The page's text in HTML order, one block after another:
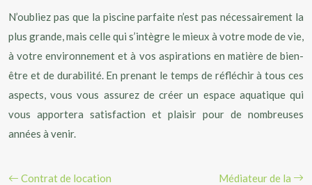
N’oubliez pas que la piscine parfaite n’est pas nécessairement la
plus grande, mais celle qui s’intègre le mieux à votre mode de vie,
à votre environnement et à vos aspirations en matière de bien-
être et de durabilité. En prenant le temps de réfléchir à tous ces
aspects, vous vous assurez de créer un espace aquatique qui
vous apportera satisfaction et plaisir pour de nombreuses
années à venir.
Contrat de location
Médiateur de la